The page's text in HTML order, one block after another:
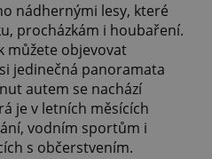
nádhernými lesy, které
procházkám i houbaření.
můžete objevovat
jedinečná panoramata
autem se nachází
je v letních měsících
vodním sportům i
s občerstvením.